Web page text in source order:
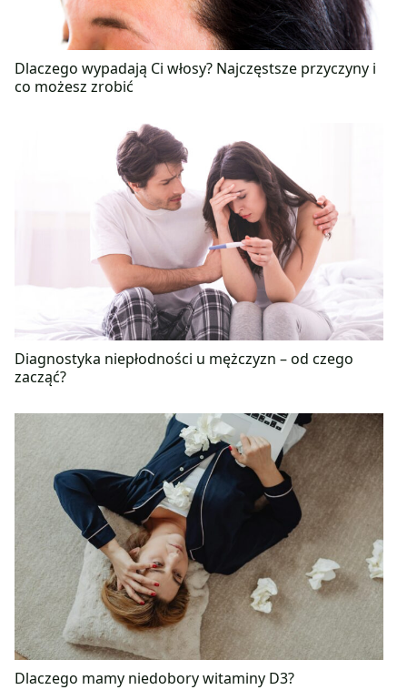
Dlaczego wypadają Ci włosy? Najczęstsze przyczyny i
co możesz zrobić
Diagnostyka niepłodności u mężczyzn – od czego
zacząć?
Dlaczego mamy niedobory witaminy D3?